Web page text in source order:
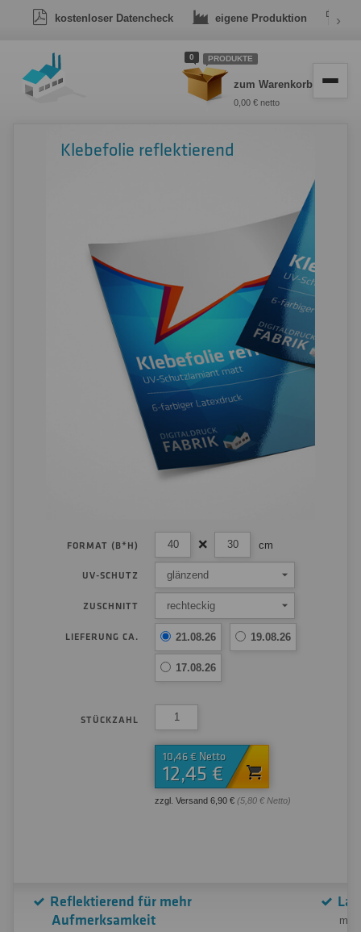
kostenloser Datencheck eigene Produktion ›
0 PRODUKTE
zum Warenkorb
0,00 € netto
Klebefolie reflektierend
FORMAT (B*H) cm
UV-SCHUTZ glänzend
ZUSCHNITT rechteckig
LIEFERUNG CA. 21.08.26 19.08.26
17.08.26
STÜCKZAHL
10,46 € Netto
12,45 €
zzgl. Versand 6,90 € (5,80 € Netto)
Reflektierend für mehr
Aufmerksamkeit
mit